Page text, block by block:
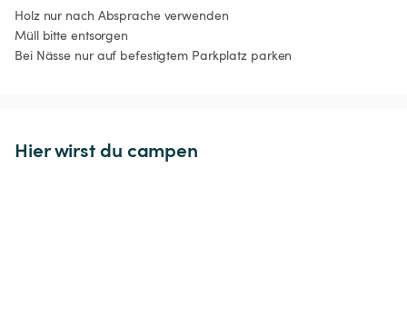
Holz nur nach Absprache verwenden
Müll bitte entsorgen
Bei Nässe nur auf befestigtem Parkplatz parken
Hier wirst du campen